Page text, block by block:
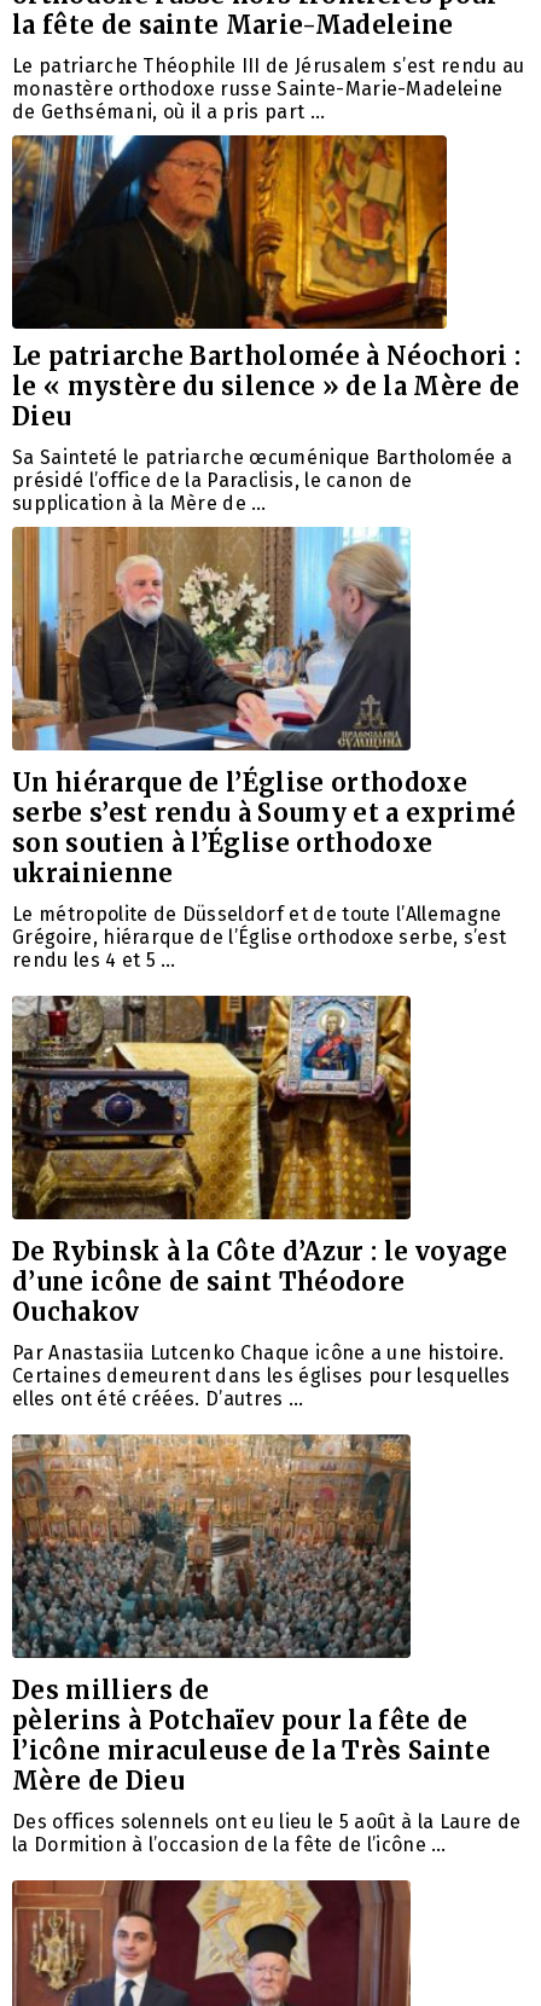
la fête de sainte Marie-Madeleine
Le patriarche Théophile III de Jérusalem s’est rendu au
monastère orthodoxe russe Sainte-Marie-Madeleine
de Gethsémani, où il a pris part …
Le patriarche Bartholomée à Néochori :
le « mystère du silence » de la Mère de
Dieu
Sa Sainteté le patriarche œcuménique Bartholomée a
présidé l’office de la Paraclisis, le canon de
supplication à la Mère de …
Un hiérarque de l’Église orthodoxe
serbe s’est rendu à Soumy et a exprimé
son soutien à l’Église orthodoxe
ukrainienne
Le métropolite de Düsseldorf et de toute l’Allemagne
Grégoire, hiérarque de l’Église orthodoxe serbe, s’est
rendu les 4 et 5 …
De Rybinsk à la Côte d’Azur : le voyage
d’une icône de saint Théodore
Ouchakov
Par Anastasiia Lutcenko Chaque icône a une histoire.
Certaines demeurent dans les églises pour lesquelles
elles ont été créées. D’autres …
Des milliers de
pèlerins à Potchaïev pour la fête de
l’icône miraculeuse de la Très Sainte
Mère de Dieu
Des offices solennels ont eu lieu le 5 août à la Laure de
la Dormition à l’occasion de la fête de l’icône …